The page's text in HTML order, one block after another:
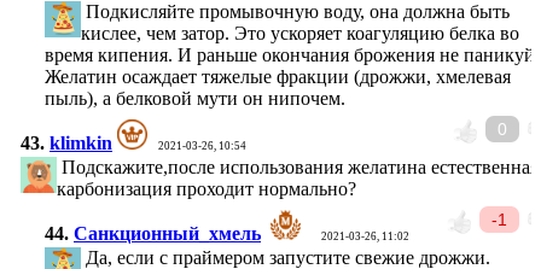
Подкисляйте промывочную воду, она должна быть
кислее, чем затор. Это ускоряет коагуляцию белка во
время кипения. И раньше окончания брожения не
Желатин осаждает тяжелые фракции (дрожжи, хмелевая
пыль), а белковой мути он нипочем.
0
43. klimkin 2021-03-26, 10:54
Подскажите,после использования желатина естественная
карбонизация проходит нормально?
-1
44. Санкционный_хмель 2021-03-26, 11:02
Да, если с праймером запустите свежие дрожжи.